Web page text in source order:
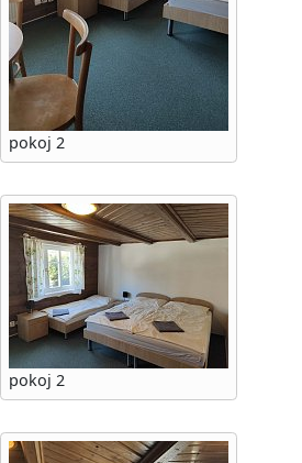
pokoj 2
pokoj 2